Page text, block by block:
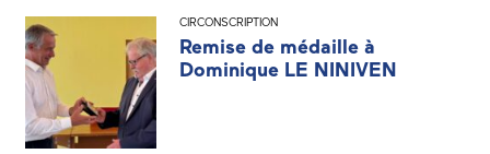
CIRCONSCRIPTION
Remise de médaille à
Dominique LE NINIVEN